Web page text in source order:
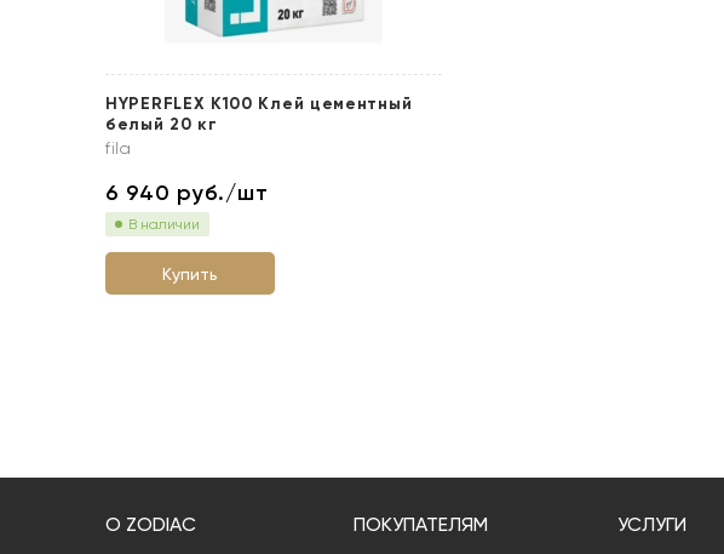
HYPERFLEX K100 Клей цементный
белый 20 кг
fila
6 940 руб./шт
В наличии
Купить
О ZODIAC ПОКУПАТЕЛЯМ УСЛУГИ